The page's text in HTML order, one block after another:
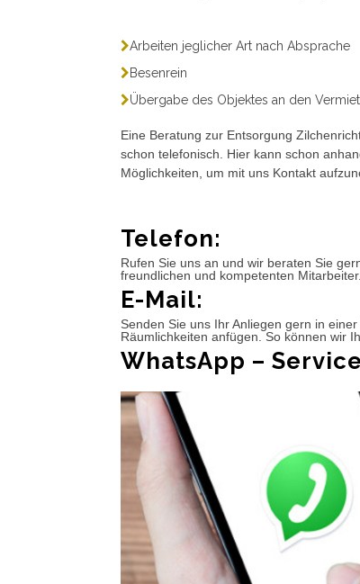
Arbeiten jeglicher Art nach Absprache
Besenrein
Übergabe des Objektes an den
Eine Beratung zur Entsorgung
schon telefonisch. Hier kann schon
Möglichkeiten, um mit uns Kontakt
Telefon:
Rufen Sie uns an und wir beraten Sie
freundlichen und kompetenten Mitarbeiter.
E-Mail:
Senden Sie uns Ihr Anliegen gern in
Räumlichkeiten anfügen. So können wir
WhatsApp –